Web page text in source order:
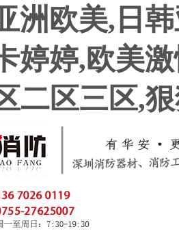
洲欧美,日
婷婷,欧美
二区三区,